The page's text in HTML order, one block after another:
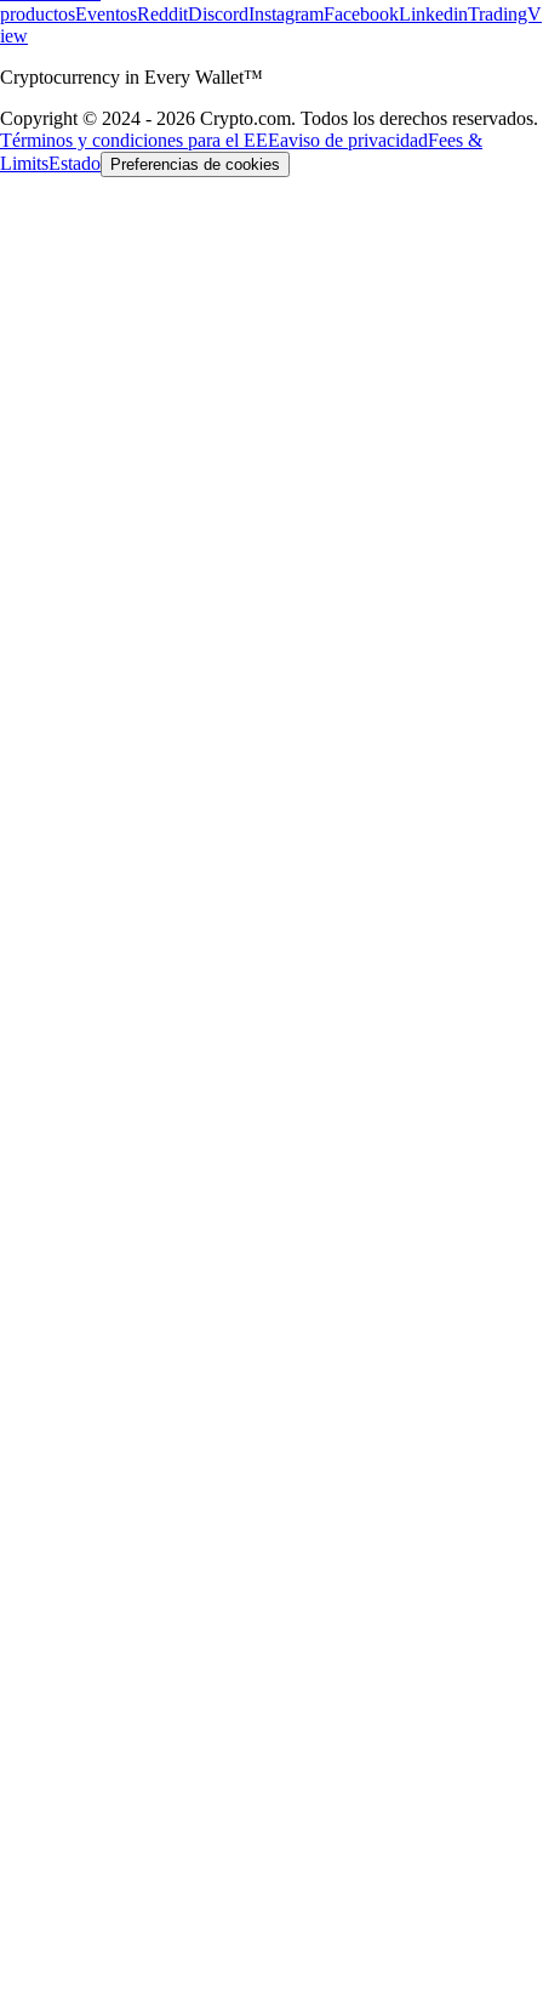
productosEventosRedditDiscordInstagramFacebookLinkedinTradingV
iew
Cryptocurrency in Every Wallet™
Copyright © 2024 - 2026 Crypto.com. Todos los derechos reservados.
Términos y condiciones para el EEEaviso de privacidadFees &
LimitsEstado Preferencias de cookies